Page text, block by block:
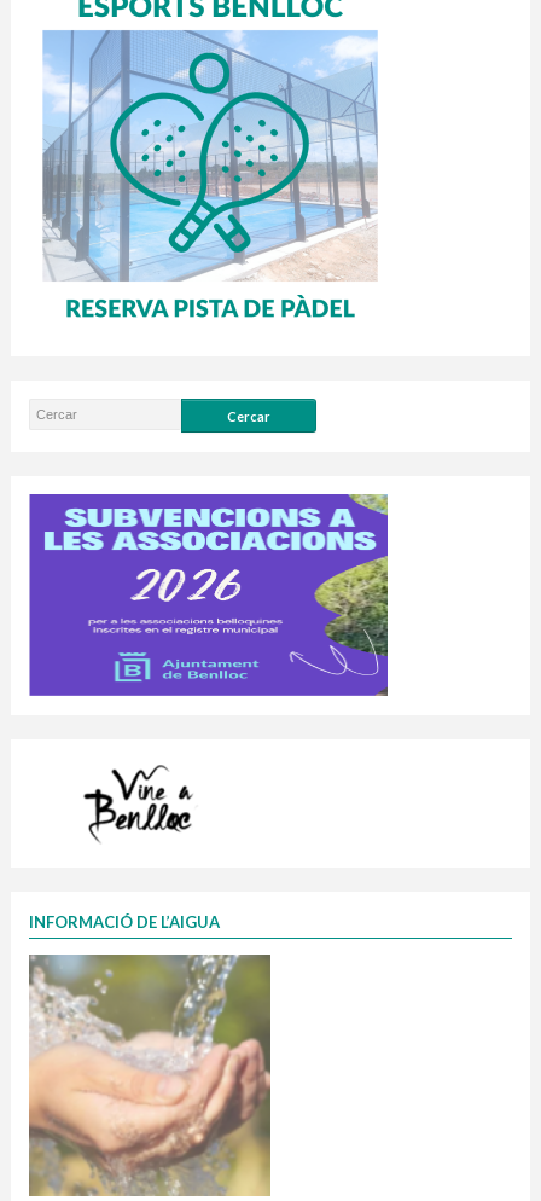
INFORMACIÓ DE L’AIGUA